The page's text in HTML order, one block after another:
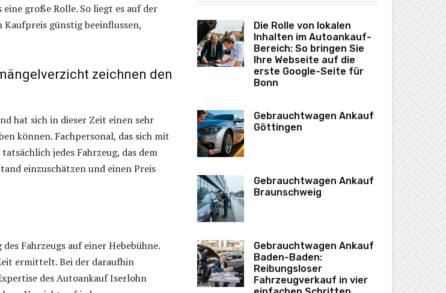
große Rolle. So liegt es auf der
Kaufpreis günstig beeinflussen,
zeichnen den
hat sich in dieser Zeit einen sehr
können. Fachpersonal, das sich mit
jedes Fahrzeug, das dem
einzuschätzen und einen Preis
Fahrzeugs auf einer Hebebühne.
ermittelt. Bei der daraufhin
des Autoankauf Iserlohn
Die Rolle von lokalen
Inhalten im Autoankauf-
Bereich: So bringen Sie
Ihre Webseite auf die
erste Google-Seite für
Bonn
Gebrauchtwagen Ankauf
Göttingen
Gebrauchtwagen Ankauf
Braunschweig
Gebrauchtwagen Ankauf
Baden-Baden:
Reibungsloser
Fahrzeugverkauf in vier